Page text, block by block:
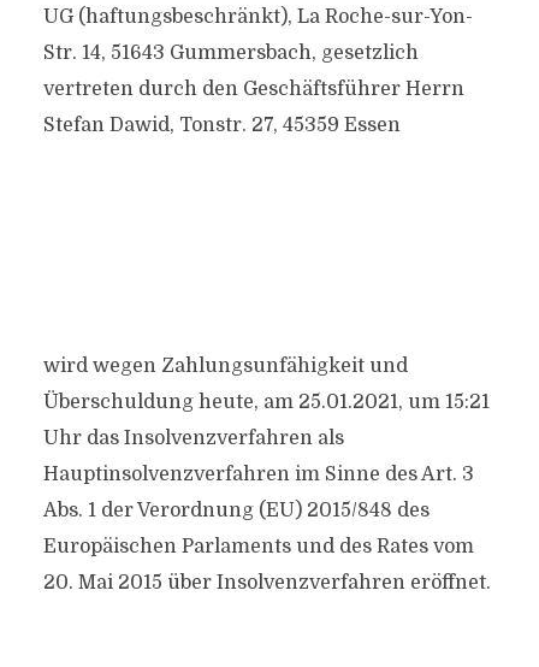
UG (haftungsbeschränkt), La Roche-sur-Yon-
Str. 14, 51643 Gummersbach, gesetzlich
vertreten durch den Geschäftsführer Herrn
Stefan Dawid, Tonstr. 27, 45359 Essen
wird wegen Zahlungsunfähigkeit und
Überschuldung heute, am 25.01.2021, um 15:21
Uhr das Insolvenzverfahren als
Hauptinsolvenzverfahren im Sinne des Art. 3
Abs. 1 der Verordnung (EU) 2015/848 des
Europäischen Parlaments und des Rates vom
20. Mai 2015 über Insolvenzverfahren eröffnet.